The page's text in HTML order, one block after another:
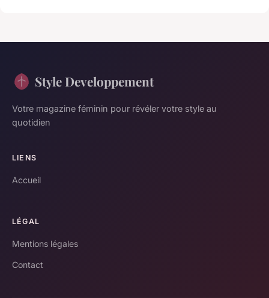
Style Developpement
Votre magazine féminin pour révéler votre style au
quotidien
LIENS
Accueil
LÉGAL
Mentions légales
Contact